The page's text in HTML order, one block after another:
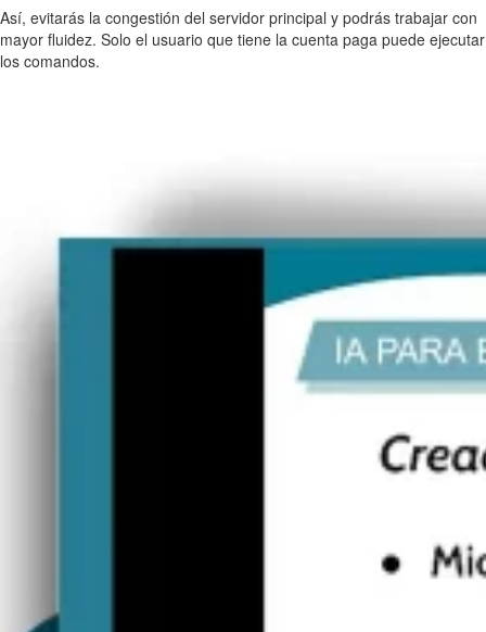
Así, evitarás la congestión del servidor principal y podrás trabajar con
mayor fluidez. Solo el usuario que tiene la cuenta paga puede ejecutar
los comandos.